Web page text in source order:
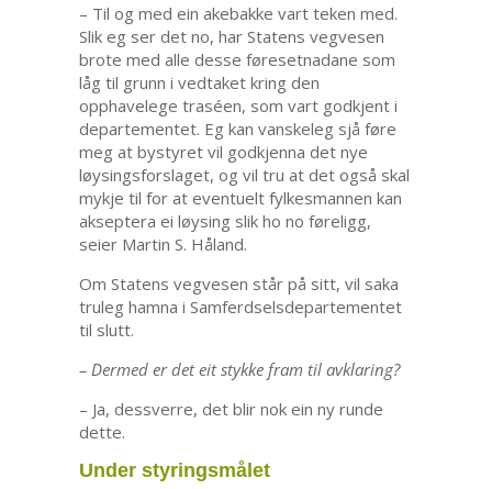
– Til og med ein akebakke vart teken med.
Slik eg ser det no, har Statens vegvesen
brote med alle desse føresetnadane som
låg til grunn i vedtaket kring den
opphavelege traséen, som vart godkjent i
departementet. Eg kan vanskeleg sjå føre
meg at bystyret vil godkjenna det nye
løysingsforslaget, og vil tru at det også skal
mykje til for at eventuelt fylkesmannen kan
akseptera ei løysing slik ho no føreligg,
seier Martin S. Håland.
Om Statens vegvesen står på sitt, vil saka
truleg hamna i Samferdselsdepartementet
til slutt.
– Dermed er det eit stykke fram til avklaring?
– Ja, dessverre, det blir nok ein ny runde
dette.
Under styringsmålet